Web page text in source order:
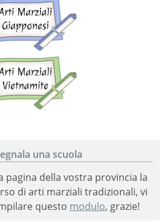
marziali
marziali
una scuola
pagina della vostra provincia la
di arti marziali tradizionali, vi
questo modulo, grazie!